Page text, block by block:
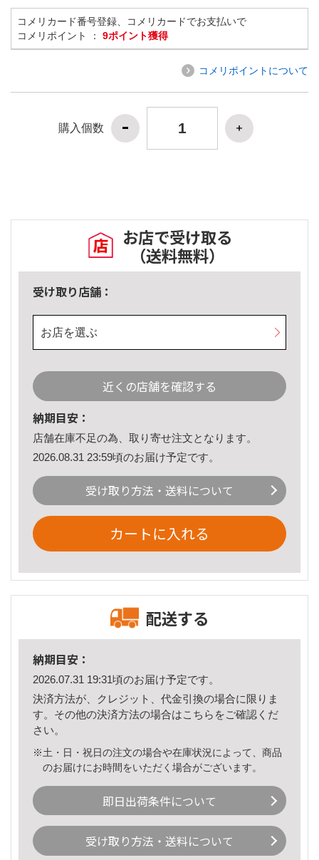
コメリカード番号登録、コメリカードでお支払いで
コメリポイント ： 9ポイント獲得
コメリポイントについて
購入個数
お店で受け取る
（送料無料）
受け取り店舗：
お店を選ぶ
近くの店舗を確認する
納期目安：
店舗在庫不足の為、取り寄せ注文となります。
2026.08.31 23:59頃のお届け予定です。
受け取り方法・送料について
カートに入れる
配送する
納期目安：
2026.07.31 19:31頃のお届け予定です。
決済方法が、クレジット、代金引換の場合に限りま
す。その他の決済方法の場合はこちら をご確認くだ
さい。
※土・日・祝日の注文の場合や在庫状況によって、商品
のお届けにお時間をいただく場合がございます。
即日出荷条件について
受け取り方法・送料について